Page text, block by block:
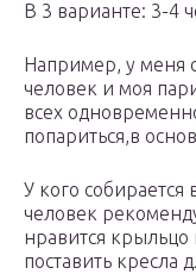
В 3 варианте: 3-4
Например, у меня
человек и моя
всех
попариться,в
У кого
человек
нравится
поставить кресла